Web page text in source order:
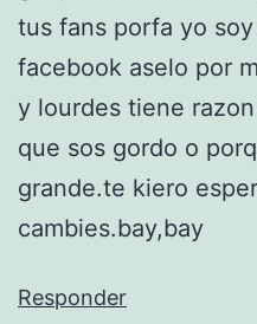
tus fans porfa yo
facebook aselo por
y lourdes tiene
que sos gordo o
grande.te kiero
cambies.bay,bay
Responder